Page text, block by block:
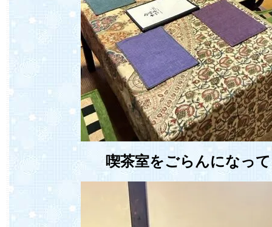
喫茶室をごらんになっ